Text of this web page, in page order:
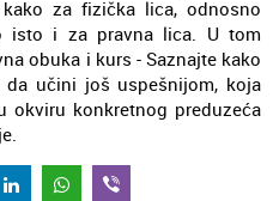
za fizička lica, odnosno
isto i za pravna lica. U tom
obuka i kurs - Saznajte kako
učini još uspešnijom, koja
okviru konkretnog preduzeća